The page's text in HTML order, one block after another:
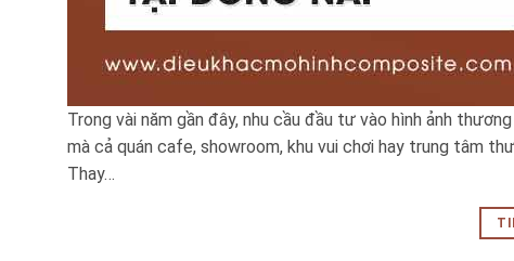
Trong vài năm gần đây, nhu cầu đầu tư vào hình ảnh
mà cả quán cafe, showroom, khu vui chơi hay trung tâm
Thay…